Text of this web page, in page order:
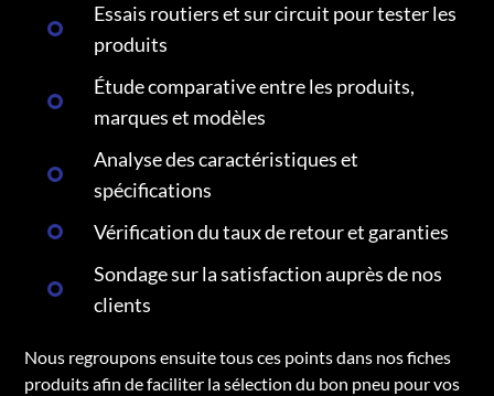
Essais routiers et sur circuit pour tester les
produits
Étude comparative entre les produits,
marques et modèles
Analyse des caractéristiques et
spécifications
Vérification du taux de retour et garanties
Sondage sur la satisfaction auprès de nos
clients
Nous regroupons ensuite tous ces points dans nos fiches
produits afin de faciliter la sélection du bon pneu pour vos